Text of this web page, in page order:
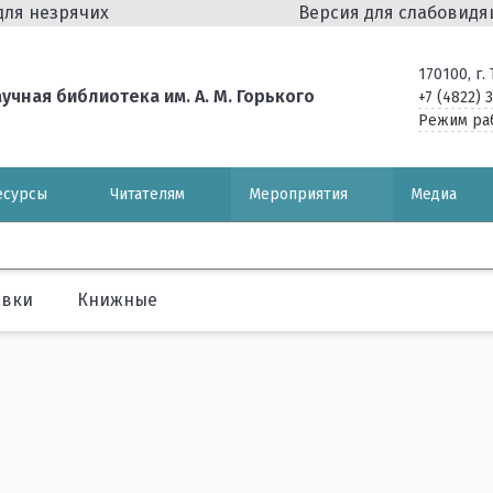
незрячих Версия для
библиотека им. А. М. Горького
170100,
+7 (4822)
Режим
Читателям Мероприятия Медиа
Книжные